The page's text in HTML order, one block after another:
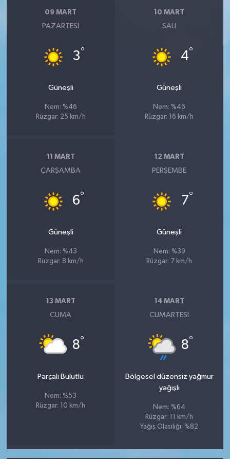
09 MART
PAZARTESI
3°
Güneşli
Nem: %46
Rüzgar: 25 km/h
10 MART
SALI
4°
Güneşli
Nem: %46
Rüzgar: 16 km/h
11 MART
ÇARŞAMBA
6°
Güneşli
Nem: %43
Rüzgar: 8 km/h
12 MART
PERŞEMBE
7°
Güneşli
Nem: %39
Rüzgar: 7 km/h
13 MART
CUMA
8°
Parçalı Bulutlu
Nem: %53
Rüzgar: 10 km/h
14 MART
CUMARTESI
8°
Bölgesel düzensiz yağmur
yağışlı
Nem: %64
Rüzgar: 11 km/h
Yağış Olasılığı: %82